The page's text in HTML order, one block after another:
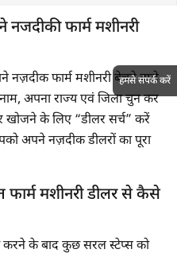
नजदीकी फार्म मशीनरी
नज़दीक फार्म मशीनरी बेचने वाले
अपना राज्य एवं जिला चुन कर
खोजने के लिए “डीलर सर्च” करें
अपने नज़दीक डीलरों का पूरा
फार्म मशीनरी डीलर से कैसे
के बाद कुछ सरल स्टेप्स को
हमसे संपर्क करें